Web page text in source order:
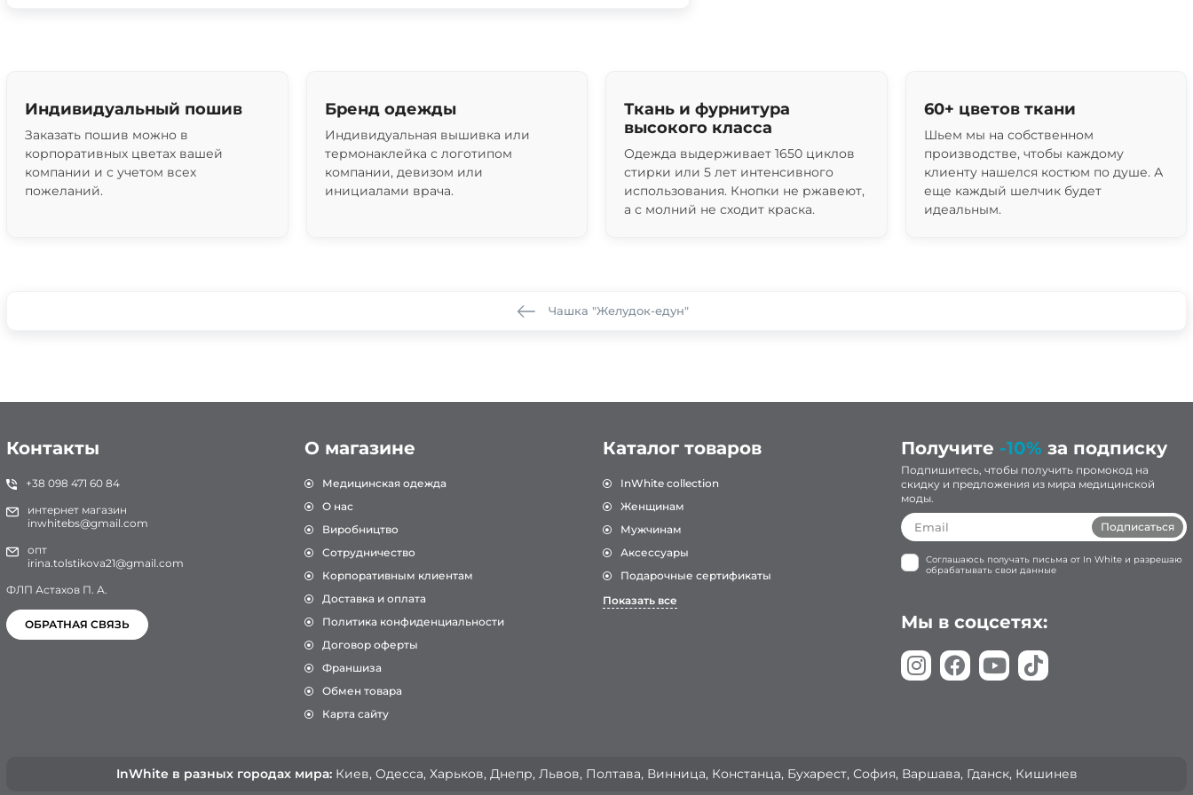
Индивидуальный пошив
Заказать пошив можно в
корпоративных цветах вашей
компании и с учетом всех
пожеланий.
Бренд одежды
Индивидуальная вышивка или
термонаклейка с логотипом
компании, девизом или
инициалами врача.
Ткань и фурнитура
высокого класса
Одежда выдерживает 1650 циклов
стирки или 5 лет интенсивного
использования. Кнопки не ржавеют,
а с молний не сходит краска.
60+ цветов ткани
Шьем мы на собственном
производстве, чтобы каждому
клиенту нашелся костюм по душе. А
еще каждый шелчик будет
идеальным.
Чашка "Желудок-едун"
Контакты
+38 098 471 60 84
интернет магазин
inwhitebs@gmail.com
опт
irina.tolstikova21@gmail.com
ФЛП Астахов П. А.
ОБРАТНАЯ СВЯЗЬ
О магазине
Медицинская одежда
О нас
Виробництво
Сотрудничество
Корпоративным клиентам
Доставка и оплата
Политика конфиденциальности
Договор оферты
Франшиза
Обмен товара
Карта сайту
Каталог товаров
InWhite collection
Женщинам
Мужчинам
Аксессуары
Подарочные сертификаты
Показать все
Получите -10% за подписку
Подпишитесь, чтобы получить промокод на
скидку и предложения из мира медицинской
моды.
Подписаться
Соглашаюсь получать письма от In White и разрешаю
обрабатывать свои данные
Мы в соцсетях:
InWhite в разных городах мира:Киев, Oдесса, Харьков, Днепр, Львов, Полтава, Винница, Констанца, Бухарест, София, Варшава, Гданск, Кишинев